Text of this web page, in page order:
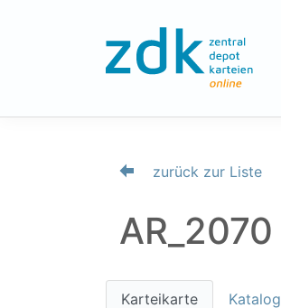
zurück zur Liste
AR_2070
Karteikarte Katalog